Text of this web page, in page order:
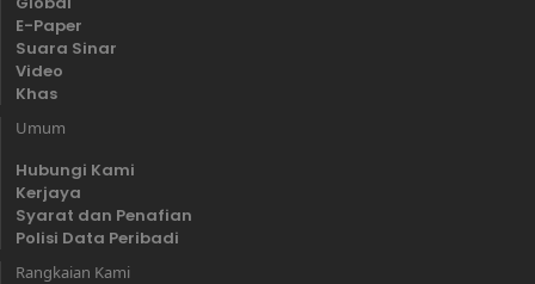
E-Paper
Suara Sinar
Video
Khas
Umum
Hubungi Kami
Kerjaya
Syarat dan Penafian
Polisi Data Peribadi
Rangkaian Kami